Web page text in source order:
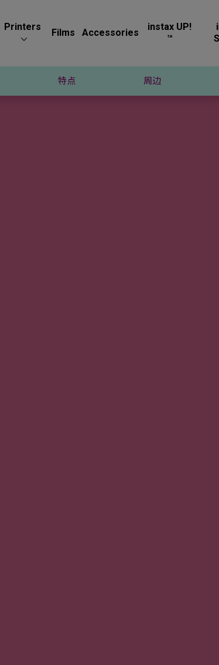
Printers
Films Accessories
instax UP!
™
特点 周边